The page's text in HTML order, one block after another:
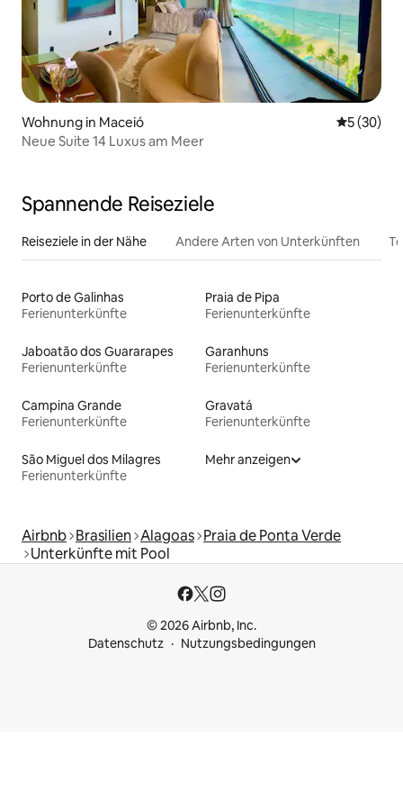
Wohnung in Maceió
5 (30)
Neue Suite 14 Luxus am Meer
Spannende Reiseziele
Reiseziele in der Nähe Andere Arten von Unterkünften
Porto de Galinhas
Ferienunterkünfte
Praia de Pipa
Ferienunterkünfte
Jaboatão dos Guararapes
Ferienunterkünfte
Garanhuns
Ferienunterkünfte
Campina Grande
Ferienunterkünfte
Gravatá
Ferienunterkünfte
São Miguel dos Milagres
Ferienunterkünfte
Mehr anzeigen
Airbnb Brasilien Alagoas Praia de Ponta Verde
Unterkünfte mit Pool
© 2026 Airbnb, Inc.
Datenschutz
Nutzungsbedingungen